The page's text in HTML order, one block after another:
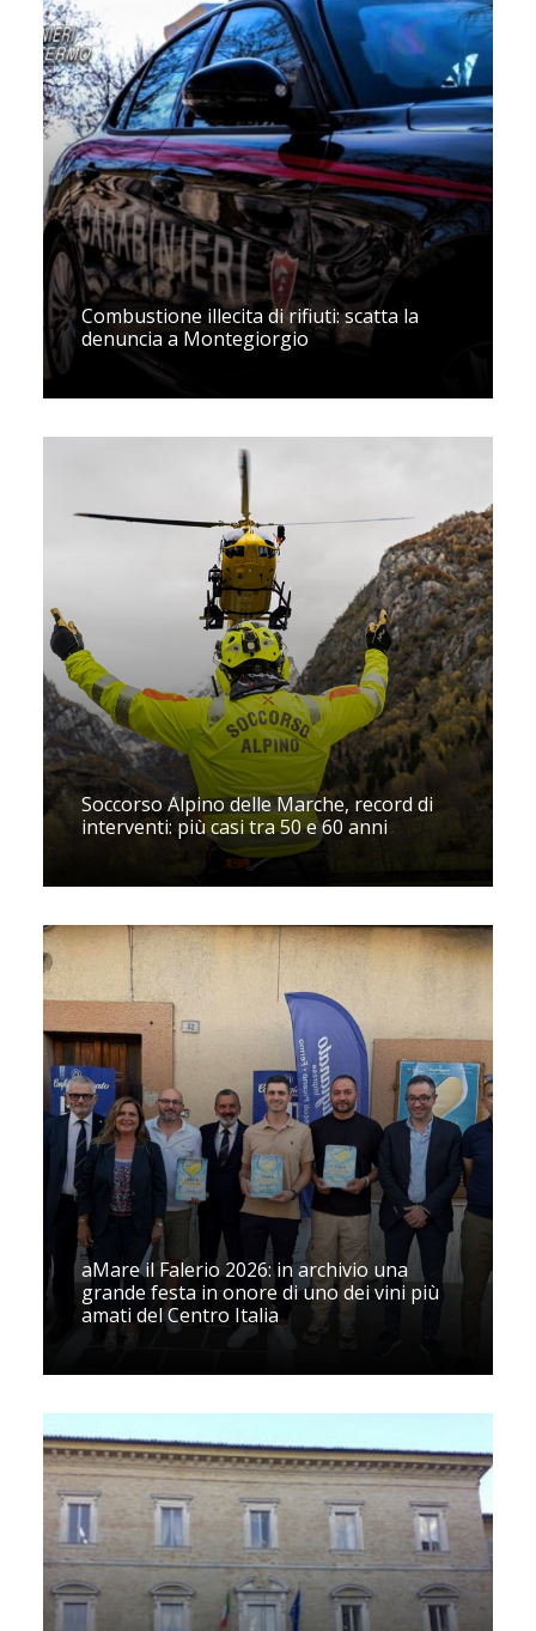
Combustione illecita di rifiuti: scatta la
denuncia a Montegiorgio
Soccorso Alpino delle Marche, record di
interventi: più casi tra 50 e 60 anni
aMare il Falerio 2026: in archivio una
grande festa in onore di uno dei vini più
amati del Centro Italia